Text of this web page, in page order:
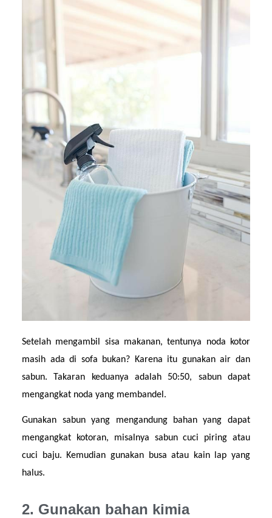
Setelah mengambil sisa makanan, tentunya noda kotor
masih ada di sofa bukan? Karena itu gunakan air dan
sabun. Takaran keduanya adalah 50:50, sabun dapat
mengangkat noda yang membandel.
Gunakan sabun yang mengandung bahan yang dapat
mengangkat kotoran, misalnya sabun cuci piring atau
cuci baju. Kemudian gunakan busa atau kain lap yang
halus.
2. Gunakan bahan kimia